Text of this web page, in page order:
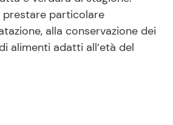
prestare particolare
alla conservazione dei
alimenti adatti all’età del